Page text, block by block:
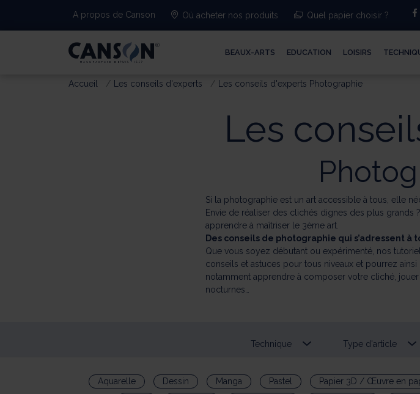
A propos de Canson Où acheter nos produits Quel papier choisir ?
BEAUX-ARTS EDUCATION LOISIRS
Accueil Les conseils d'experts Les conseils d'experts Photographie
Les
Si la photographie est un art accessible à tous, elle
Envie de réaliser des clichés dignes des plus
apprendre à maîtriser le 3ème art.
Des conseils de photographie qui s’adressent à
Que vous soyez débutant ou expérimenté, nos
conseils et astuces pour tous niveaux et pourrez
notamment apprendre à composer votre cliché,
nocturnes…
Technique Type d'article
Aquarelle Dessin Manga Pastel Papier 3D / Œuvre en